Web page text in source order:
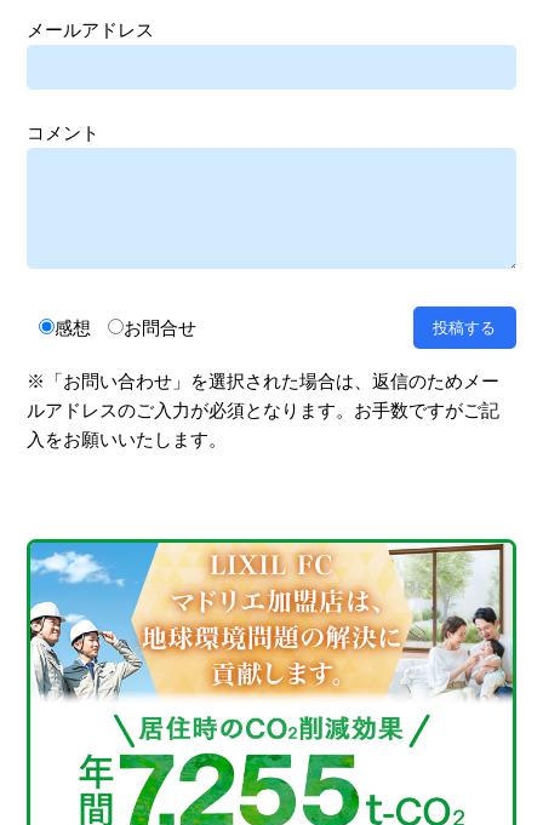
メールアドレス
コメント
感想 お問合せ
※「お問い合わせ」を選択された場合は、返信のためメー
ルアドレスのご入力が必須となります。お手数ですがご記
入をお願いいたします。